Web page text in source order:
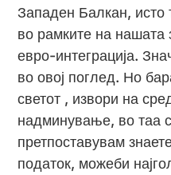
Западен Балкан, исто
во рамките на нашата
евро-интеграција.
во овој поглед. Но
светот , извори на
надминување, во таа
претпоставувам
податок, можеби